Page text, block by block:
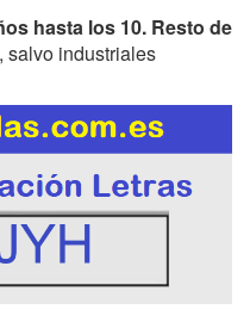
hasta los 10. Resto de
, salvo industriales